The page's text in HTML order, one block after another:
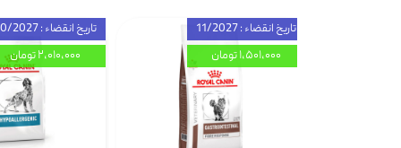
تاریخ انقضاء : 10/2027
۲,۰۱۰,۰۰۰ تومان
تاریخ انقضاء : 11/2027
۱,۵۰۱,۰۰۰ تومان